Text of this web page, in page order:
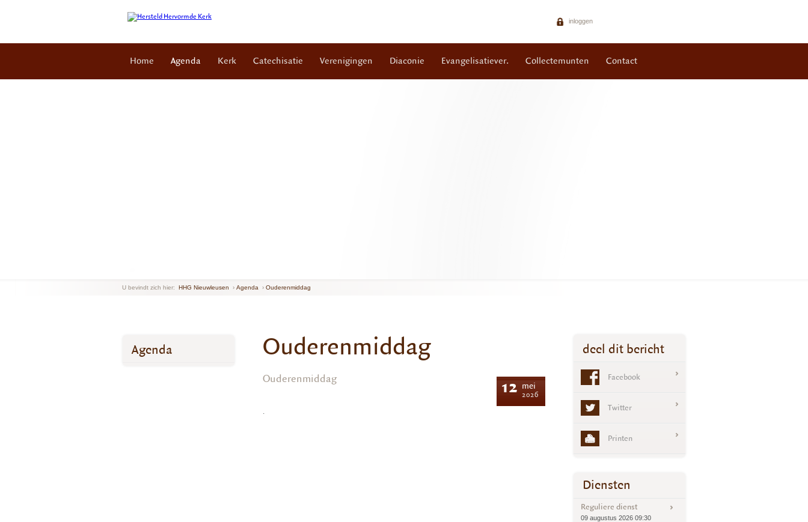
inloggen
Home Agenda Kerk Catechisatie Verenigingen Diaconie Evangelisatiever. Collectemunten Contact
U bevindt zich hier: HHG Nieuwleusen › Agenda › Ouderenmiddag
Ouderenmiddag
Ouderenmiddag 12 mei
2026
.
Agenda deel dit bericht
Facebook
Twitter
Printen
Diensten
Reguliere dienst
09 augustus 2026 09:30